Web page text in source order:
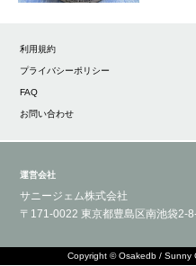
利用規約
プライバシーポリシー
FAQ
お問い合わせ
運営会社
サニージェム株式会社
〒171-0022 東京都豊島区南池袋2-
Copyright © Osakedb / Sunny